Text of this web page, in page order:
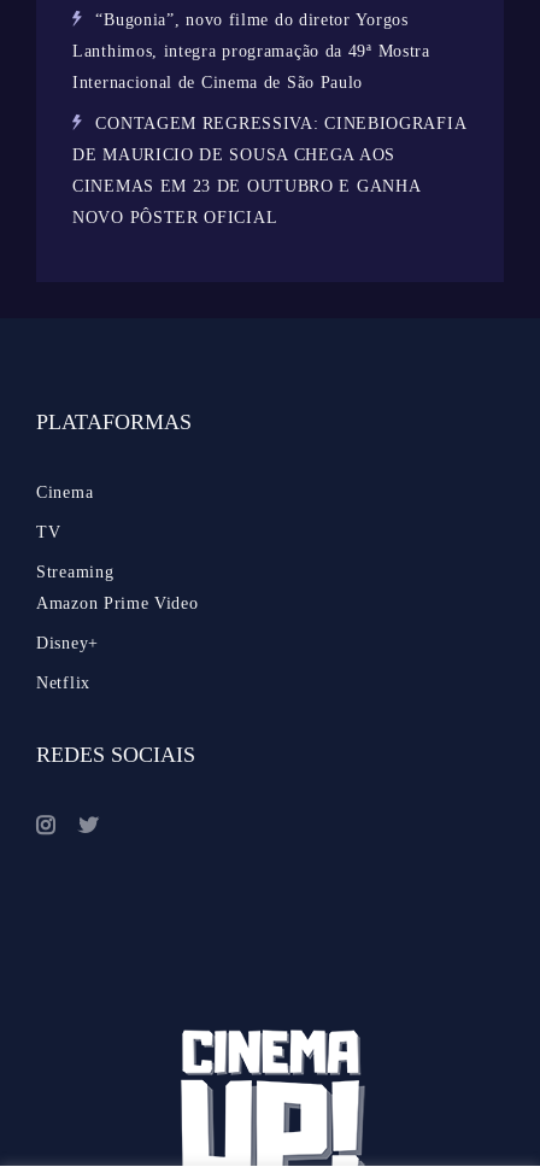
“Bugonia”, novo filme do diretor Yorgos
Lanthimos, integra programação da 49ª Mostra
Internacional de Cinema de São Paulo
CONTAGEM REGRESSIVA: CINEBIOGRAFIA
DE MAURICIO DE SOUSA CHEGA AOS
CINEMAS EM 23 DE OUTUBRO E GANHA
NOVO PÔSTER OFICIAL
PLATAFORMAS
Cinema
TV
Streaming
Amazon Prime Video
Disney+
Netflix
REDES SOCIAIS